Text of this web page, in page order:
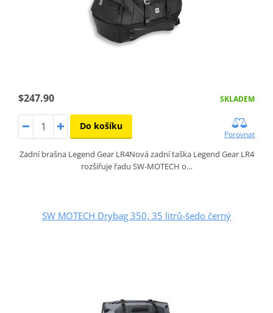
$247.90 SKLADEM
Do košíku
Porovnat
Zadní brašna Legend Gear LR4Nová zadní taška Legend Gear LR4
rozšiřuje řadu SW-MOTECH o…
SW MOTECH Drybag 350, 35 litrů-šedo černý